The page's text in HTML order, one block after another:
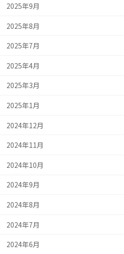
2025年9月
2025年8月
2025年7月
2025年4月
2025年3月
2025年1月
2024年12月
2024年11月
2024年10月
2024年9月
2024年8月
2024年7月
2024年6月